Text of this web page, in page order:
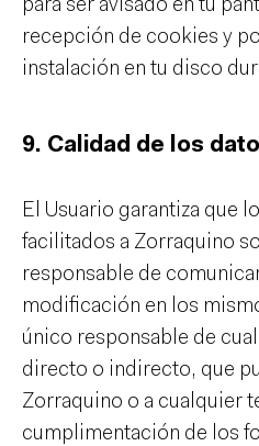
para ser avisado en tu
recepción de cookies y
instalación en tu disco
9. Calidad de los
El Usuario garantiza que
facilitados a Zorraquino
responsable de
modificación en los
único responsable de
directo o indirecto, que
Zorraquino o a cualquier
cumplimentación de los